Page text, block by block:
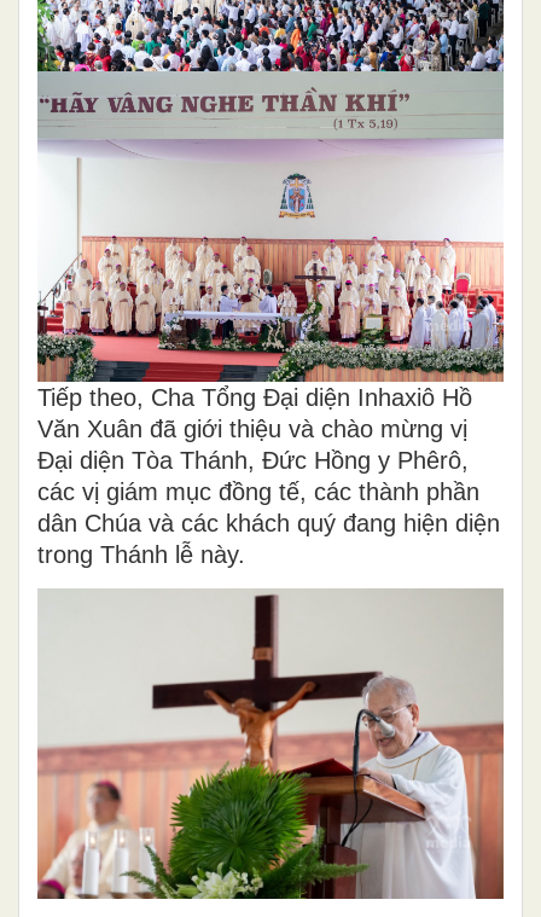
Tiếp theo, Cha Tổng Đại diện Inhaxiô Hồ
Văn Xuân đã giới thiệu và chào mừng vị
Đại diện Tòa Thánh, Đức Hồng y Phêrô,
các vị giám mục đồng tế, các thành phần
dân Chúa và các khách quý đang hiện diện
trong Thánh lễ này.